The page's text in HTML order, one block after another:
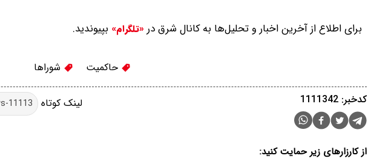
برای اطلاع از آخرین اخبار و تحلیل‌ها به کانال شرق در «تلگرام» بپیوندید.
حاکمیت شوراها
لینک کوتاه کدخبر: 1111342
از کارزارهای زیر حمایت کنید: